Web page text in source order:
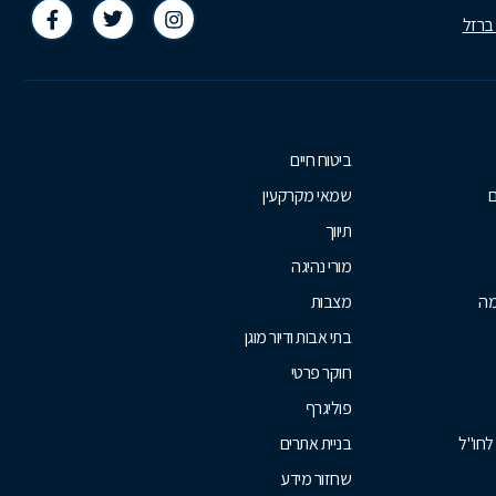
לחו"ל
ביטוח חיים
שמאי מקרקעין
תיווך
מורי נהיגה
מצבות
בתי אבות ודיור מוגן
חוקר פרטי
פוליגרף
בניית אתרים
שחזור מידע